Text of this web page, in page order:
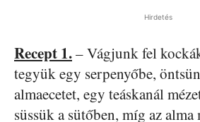
Hirdetés
Recept 1.– Vágjunk fel
tegyük egy serpenyőbe,
almaecetet, egy teáskanál
süssük a sütőben, míg az